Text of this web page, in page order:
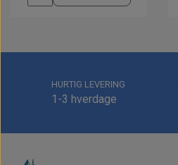
HURTIG LEVERING
1-3 hverdage